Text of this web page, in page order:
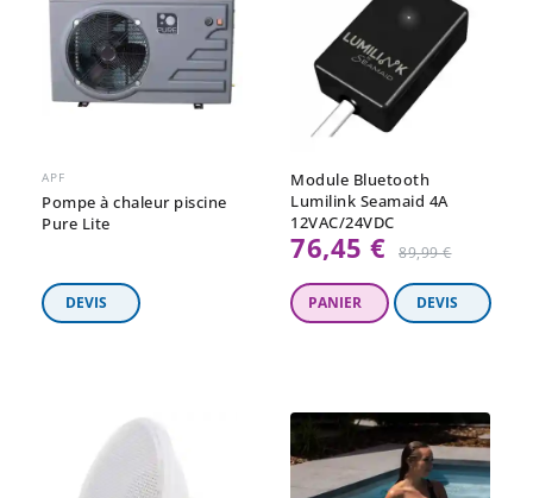
APF
Pompe à chaleur piscine
Pure Lite
Module Bluetooth
Lumilink Seamaid 4A
12VAC/24VDC
76,45 € Prix
régulier
89,99 €